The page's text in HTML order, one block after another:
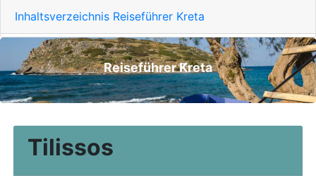
Inhaltsverzeichnis Reiseführer Kreta
Reiseführer Kreta
Tilissos